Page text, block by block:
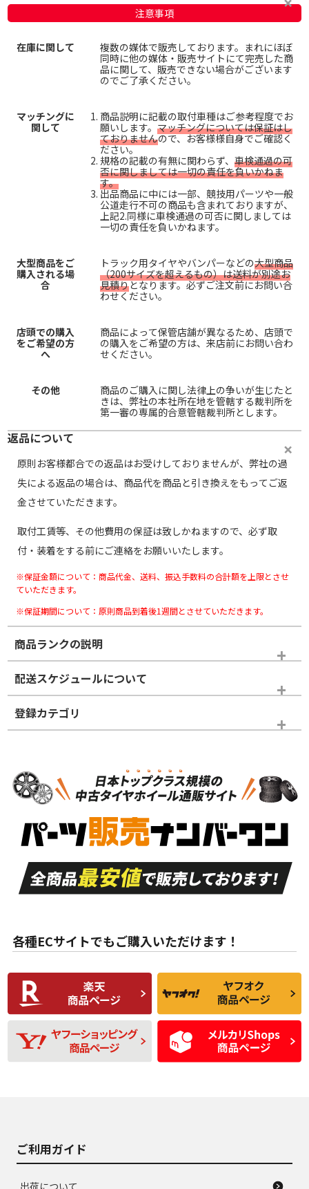
注意事項
在庫に関して
複数の媒体で販売しております。まれにほぼ
同時に他の媒体・販売サイトにて完売した商
品に関して、販売できない場合がございます
のでご了承ください。
マッチングに
関して
商品説明に記載の取付車種はご参考程度でお
願いします。 マッチングについては保証はし
ておりませんので、お客様様自身でご確認く
ださい。
規格の記載の有無に関わらず、 車検通過の可
否に関しましては一切の責任を負いかねま
す。
出品商品に中には一部、競技用パーツや一般
公道走行不可の商品も含まれておりますが、
上記2.同様に車検通過の可否に関しましては
一切の責任を負いかねます。
大型商品をご
購入される場
合
トラック用タイヤやバンパーなどの大型商品
（200サイズを超えるもの）は送料が別途お
見積りとなります。必ずご注文前にお問い合
わせください。
店頭での購入
をご希望の方
へ
商品によって保管店舗が異なるため、店頭で
の購入をご希望の方は、来店前にお問い合わ
せください。
その他
商品のご購入に関し法律上の争いが生じたと
きは、弊社の本社所在地を管轄する裁判所を
第一審の専属的合意管轄裁判所とします。
返品について
原則お客様都合での返品はお受けしておりませんが、弊社の過
失による返品の場合は、商品代を商品と引き換えをもってご返
金させていただきます。
取付工賃等、その他費用の保証は致しかねますので、必ず取
付・装着をする前にご連絡をお願いいたします。
※保証金額について：商品代金、送料、振込手数料の合計額を上限とさせ
ていただきます。
※保証期間について：原則商品到着後1週間とさせていただきます。
商品ランクの説明
※商品ランクは出品者の主観により判断しておりますので、あら
かじめご了承ください。
ホイールランク
S
品）
S
新車外し品（新古
付き
A
走行距離も少なく、
目立つ傷もほとんど
ない中古品
A
走行距離も少なく、
非常に状態の良い中
古品
な中古品
んどない中古品
C
比較的きれいな中古
品
C
られるが、使用に問
題のない中古品
D
使用感や目立つ傷が
あり、一般的な中古
品
D
残り溝も少なく、偏
磨耗がみられ、短期
間使用できるくらい
の中古品
配送スケジュールについて
登録カテゴリ
タイヤのみ
各種ECサイトでもご購入いただけます！
ご利用ガイド